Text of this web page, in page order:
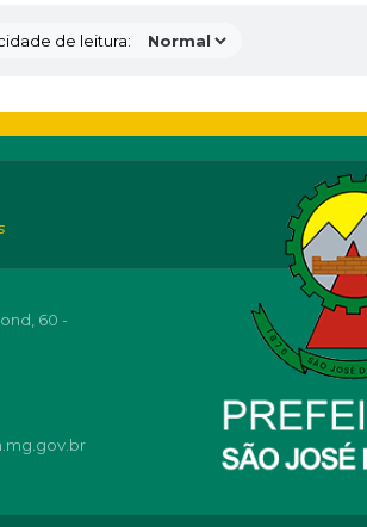
de leitura:
60 -